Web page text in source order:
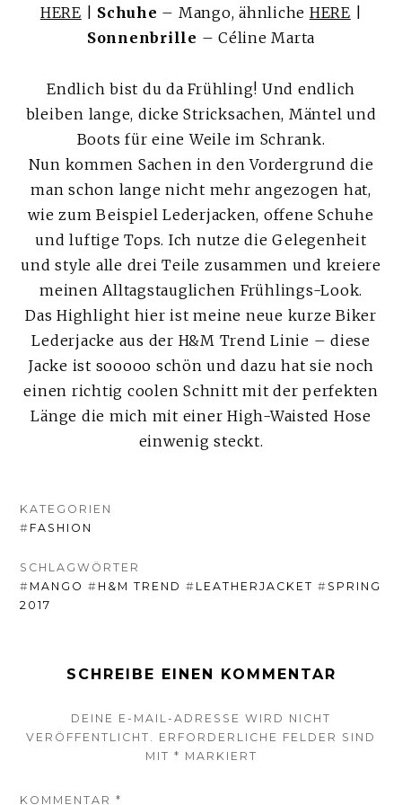
HERE Schuhe – Mango, ähnliche HERE
Sonnenbrille – Céline Marta
Endlich bist du da Frühling! Und endlich
bleiben lange, dicke Stricksachen, Mäntel und
Boots für eine Weile im Schrank.
Nun kommen Sachen in den Vordergrund die
man schon lange nicht mehr angezogen hat,
wie zum Beispiel Lederjacken, offene Schuhe
und luftige Tops. Ich nutze die Gelegenheit
und style alle drei Teile zusammen und kreiere
meinen Alltagstauglichen Frühlings-Look.
Das Highlight hier ist meine neue kurze Biker
Lederjacke aus der H&M Trend Linie – diese
Jacke ist sooooo schön und dazu hat sie noch
einen richtig coolen Schnitt mit der perfekten
Länge die mich mit einer High-Waisted Hose
einwenig steckt.
KATEGORIEN
# FASHION
SCHLAGWÖRTER
# MANGO # H&M TREND # LEATHERJACKET # SPRING
2017
SCHREIBE EINEN KOMMENTAR
DEINE E-MAIL-ADRESSE WIRD NICHT
VERÖFFENTLICHT. ERFORDERLICHE FELDER SIND
MIT * MARKIERT
KOMMENTAR*